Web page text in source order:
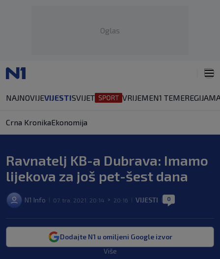
Oglas
NAJNOVIJEVIJESTISVIJET VRIJEMEN1 TEMEREGIJA
Crna KronikaEkonomija
Ravnatelj KB-a Dubrava: Imamo
lijekova za još pet-šest dana
N1 Info 07. tra. 2021. 20:14 > 20:16 VIJESTI 0
Dodajte N1 u omiljeni Google izvor
Više